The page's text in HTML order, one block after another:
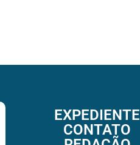
EXPEDIENTE
CONTATO